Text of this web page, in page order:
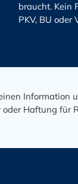
braucht. Kein
PKV, BU oder
Information
Haftung